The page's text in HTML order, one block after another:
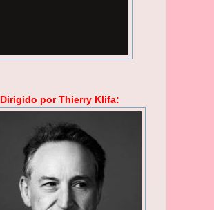
Dirigido por Thierry Klifa: